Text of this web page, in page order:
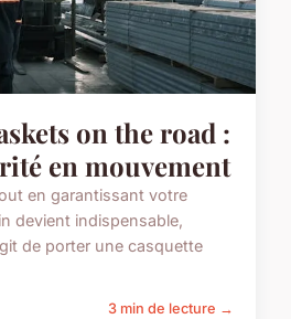
on the road :
en mouvement
en garantissant votre
devient indispensable,
de porter une casquette
3 min de lecture →